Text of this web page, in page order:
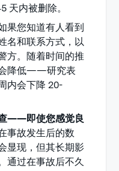
天内被删除。
果您知道有人看到
名和联系方式，以
方。随着时间的推
降低——研究表
内会下降 20-
——即使您感觉良
事故发生后的数
显现，但其长期影
通过在事故后不久